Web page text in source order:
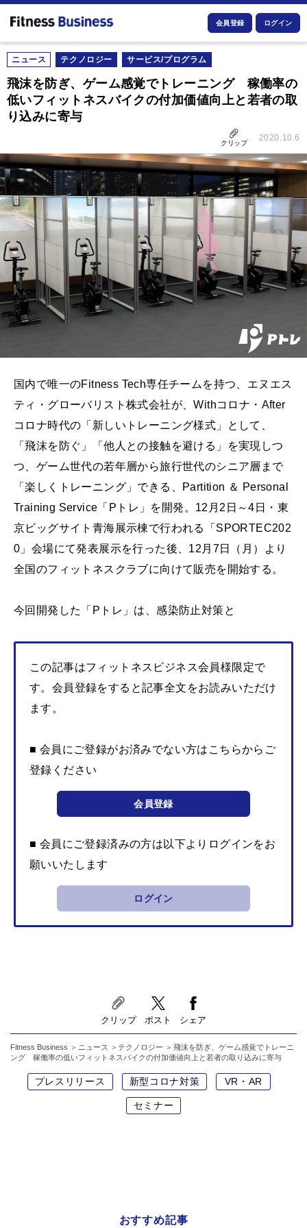
会員登録 ログイン
ニュース テクノロジー サービス/プログラム
飛沫を防ぎ、ゲーム感覚でトレーニング 稼働率の
低いフィットネスバイクの付加価値向上と若者の取
り込みに寄与
クリップ
2020.10.6
国内で唯一のFitness Tech専任チームを持つ、エヌエス
ティ・グローバリスト株式会社が、Withコロナ・After
コロナ時代の「新しいトレーニング様式」として、
「飛沫を防ぐ」「他人との接触を避ける」を実現しつ
つ、ゲーム世代の若年層から旅行世代のシニア層まで
「楽しくトレーニング」できる、Partition ＆ Personal
Training Service「Pトレ」を開発。12月2日～4日・東
京ビッグサイト青海展示棟で行われる「SPORTEC202
0」会場にて発表展示を行った後、12月7日（月）より
全国のフィットネスクラブに向けて販売を開始する。
今回開発した「Pトレ」は、感染防止対策と
この記事はフィットネスビジネス会員様限定で
す。会員登録をすると記事全文をお読みいただけ
ます。
■ 会員にご登録がお済みでない方はこちらからご
登録ください
会員登録
■ 会員にご登録済みの方は以下よりログインをお
願いいたします
ログイン
クリップ ポスト シェア
Fitness Business ニュース テクノロジー
飛沫を防ぎ、ゲーム感覚でトレーニ
ング 稼働率の低いフィットネスバイクの付加価値向上と若者の取り込みに寄与
プレスリリース 新型コロナ対策 VR・AR
セミナー
おすすめ記事